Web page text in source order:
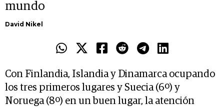
mundo
David Nikel
Con Finlandia, Islandia y Dinamarca ocupando
los tres primeros lugares y Suecia (6º) y
Noruega (8º) en un buen lugar, la atención